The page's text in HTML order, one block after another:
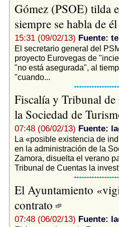
Gómez (PSOE) tilda
siempre se habla de
15:31 (09/02/13) Fuente:
El secretario general del
proyecto Eurovegas de
"no está asegurada", al
"cuando...
Fiscalía y Tribunal de
la Sociedad de
07:48 (06/02/13) Fuente:
La «posible existencia de
en la administración de la
Zamora, disuelta el verano
Tribunal de Cuentas la
El Ayuntamiento
contrato
07:48 (06/02/13) Fuente: